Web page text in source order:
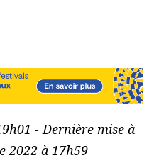
- Dernière mise à
2022 à 17h59